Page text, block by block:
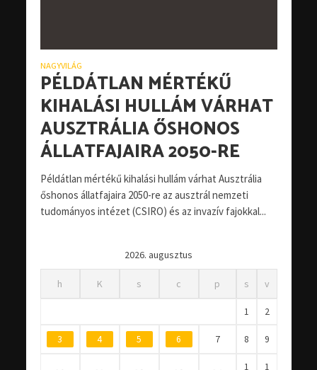
NAGYVILÁG
PÉLDÁTLAN MÉRTÉKŰ
KIHALÁSI HULLÁM VÁRHAT
AUSZTRÁLIA ŐSHONOS
ÁLLATFAJAIRA 2050-RE
Példátlan mértékű kihalási hullám várhat Ausztrália
őshonos állatfajaira 2050-re az ausztrál nemzeti
tudományos intézet (CSIRO) és az invazív fajokkal...
2026. augusztus
h K s c p s v
1 2
3 4 5 6 7 8 9
1
1